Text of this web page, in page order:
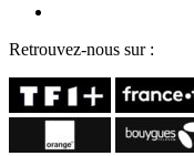
Retrouvez-nous sur :